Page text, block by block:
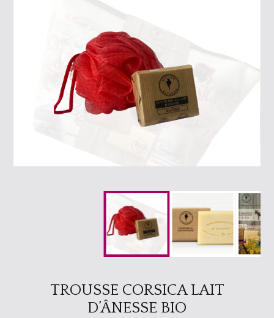
TROUSSE CORSICA LAIT
D’ÂNESSE BIO